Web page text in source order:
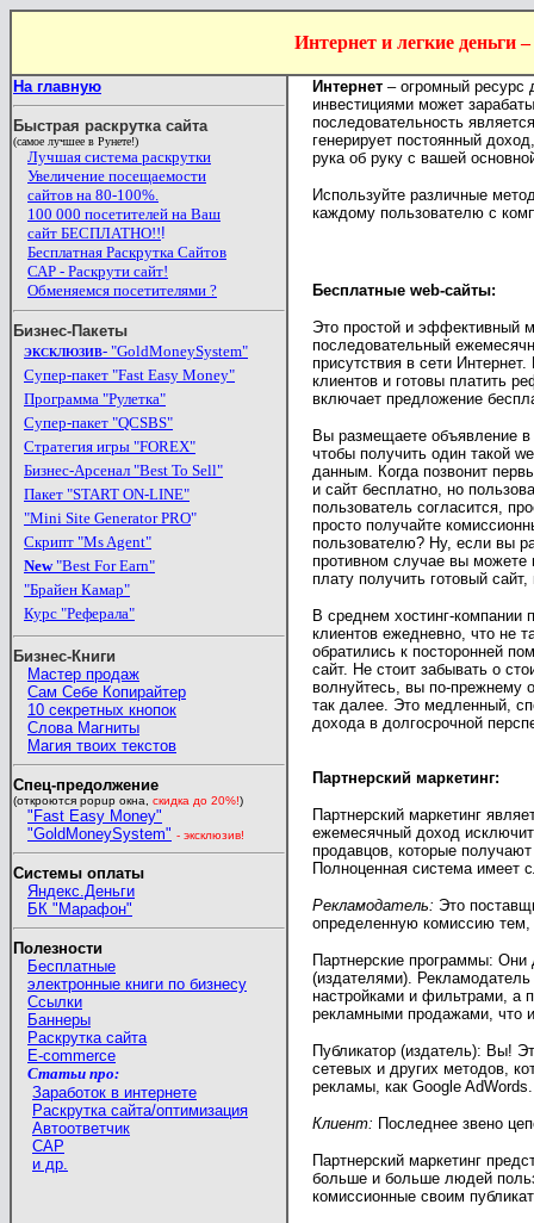
Интернет и легкие деньги
На главную
Быстрая раскрутка сайта
(самое лучшее в Рунете!)
Лучшая система раскрутки
Увеличение посещаемости
сайтов на 80-100%.
100 000 посетителей на Ваш
сайт БЕСПЛАТНО!!!
Бесплатная Раскрутка Сайтов
САР - Раскрути сайт!
Обменяемся посетителями ?
Бизнес-Пакеты
ЭКСКЛЮЗИВ- "GoldMoneySystem"
Супер-пакет "Fast Easy Money"
Программа "Рулетка"
Супер-пакет "QCSBS"
Стратегия игры "FOREX"
Бизнес-Арсенал "Best To Sell"
Пакет "START ON-LINE"
"Mini Site Generator PRO"
Скрипт "Ms Agent"
New"Best For Earn"
"Брайен Камар"
Курс "Реферала"
Бизнес-Книги
Мастер продаж
Сам Себе Копирайтер
10 секретных кнопок
Слова Магниты
Магия твоих текстов
Спец-предолжение
(откроются popup окна, скидка до 20%!)
"Fast Easy Money"
"GoldMoneySystem" - эксклюзив!
Системы оплаты
Яндекс.Деньги
БК "Марафон"
Полезности
Бесплатные
электронные книги по бизнесу
Ссылки
Баннеры
Раскрутка сайта
E-commerce
Статьи про:
Заработок в интернете
Раскрутка сайта/оптимизация
Автоответчик
САР
и др.
Интернет– огромный ресурс
инвестициями может
последовательность
генерирует постоянный
рука об руку с вашей
Используйте различные
каждому пользователю с
Бесплатные web-сайты:
Это простой и эффективный
последовательный
присутствия в сети
клиентов и готовы платить
включает предложение
Вы размещаете объявление
чтобы получить один такой
данным. Когда позвонит
и сайт бесплатно, но
пользователь согласится,
просто получайте
пользователю? Ну, если вы
противном случае вы можете
плату получить готовый
В среднем хостинг-компании
клиентов ежедневно, что не
обратились к посторонней
сайт. Не стоит забывать о
волнуйтесь, вы по-прежнему
так далее. Это медленный,
дохода в долгосрочной
Партнерский маркетинг:
Партнерский маркетинг
ежемесячный доход
продавцов, которые
Полноценная система имеет
Рекламодатель: Это
определенную комиссию тем,
Партнерские программы: Они
(издателями).
настройками и фильтрами, а
рекламными продажами, что
Публикатор (издатель): Вы!
сетевых и других методов,
рекламы, как Google AdWords.
Клиент: Последнее звено
Партнерский маркетинг
больше и больше людей
комиссионные своим